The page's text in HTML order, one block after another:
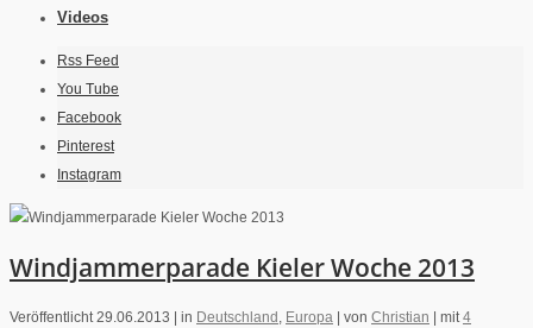
Videos
Rss Feed
You Tube
Facebook
Pinterest
Instagram
Windjammerparade Kieler Woche 2013
Veröffentlicht 29.06.2013 | in Deutschland , Europa von Christian mit4